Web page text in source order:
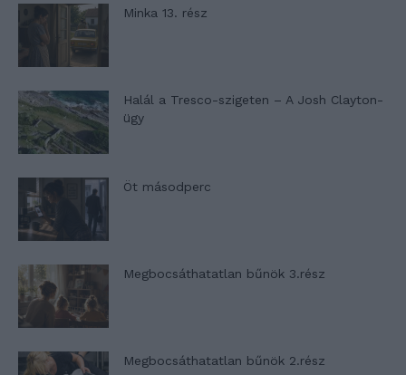
Minka 13. rész
Halál a Tresco-szigeten – A Josh Clayton-
ügy
Öt másodperc
Megbocsáthatatlan bűnök 3.rész
Megbocsáthatatlan bűnök 2.rész